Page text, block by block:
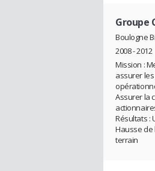
Groupe
Boulogne
2008 - 2012
Mission :
assurer
Assurer la
Résultats :
Hausse de
terrain